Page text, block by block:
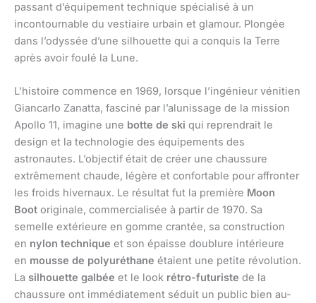
passant d’équipement technique spécialisé à un
incontournable du vestiaire urbain et glamour. Plongée
dans l’odyssée d’une silhouette qui a conquis la Terre
après avoir foulé la Lune.
L’histoire commence en 1969, lorsque l’ingénieur vénitien
Giancarlo Zanatta, fasciné par l’alunissage de la mission
Apollo 11, imagine une botte de ski qui reprendrait le
design et la technologie des équipements des
astronautes. L’objectif était de créer une chaussure
extrêmement chaude, légère et confortable pour affronter
les froids hivernaux. Le résultat fut la première Moon
Boot originale, commercialisée à partir de 1970. Sa
semelle extérieure en gomme crantée, sa construction
en nylon technique et son épaisse doublure intérieure
en mousse de polyuréthane étaient une petite révolution.
La silhouette galbée et le look rétro-futuriste de la
chaussure ont immédiatement séduit un public bien au-